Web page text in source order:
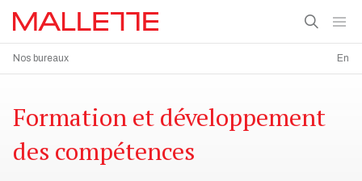
Nos bureaux En
Formation et développement
des compétences